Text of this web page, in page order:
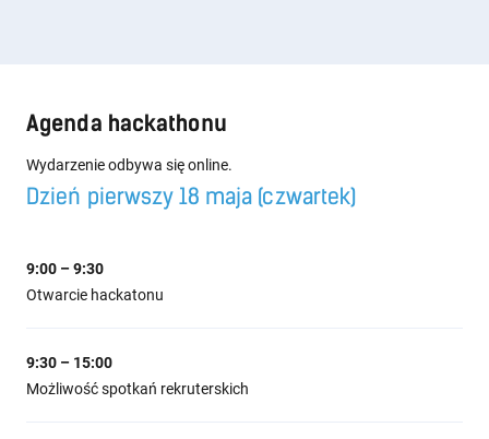
Agenda hackathonu
Wydarzenie odbywa się online.
Dzień pierwszy 18 maja (czwartek)
9:00 – 9:30
Otwarcie hackatonu
9:30 – 15:00
Możliwość spotkań rekruterskich